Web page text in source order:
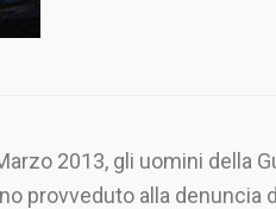
2013, gli uomini della
provveduto alla denuncia